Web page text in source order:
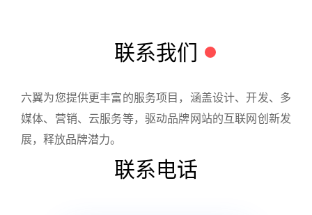
联系我们
六翼为您提供更丰富的服务项目，涵盖设计、开发、多
媒体、营销、云服务等，驱动品牌网站的互联网创新发
展，释放品牌潜力。
联系电话